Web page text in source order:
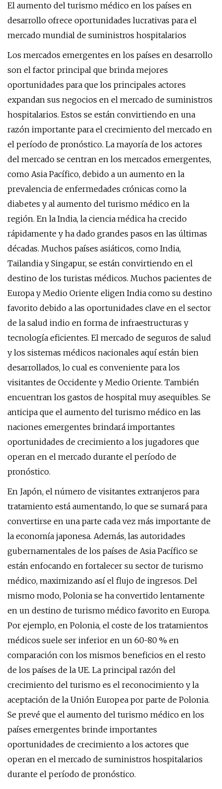
El aumento del turismo médico en los países en
desarrollo ofrece oportunidades lucrativas para el
mercado mundial de suministros hospitalarios
Los mercados emergentes en los países en desarrollo
son el factor principal que brinda mejores
oportunidades para que los principales actores
expandan sus negocios en el mercado de suministros
hospitalarios. Estos se están convirtiendo en una
razón importante para el crecimiento del mercado en
el período de pronóstico. La mayoría de los actores
del mercado se centran en los mercados emergentes,
como Asia Pacífico, debido a un aumento en la
prevalencia de enfermedades crónicas como la
diabetes y al aumento del turismo médico en la
región. En la India, la ciencia médica ha crecido
rápidamente y ha dado grandes pasos en las últimas
décadas. Muchos países asiáticos, como India,
Tailandia y Singapur, se están convirtiendo en el
destino de los turistas médicos. Muchos pacientes de
Europa y Medio Oriente eligen India como su destino
favorito debido a las oportunidades clave en el sector
de la salud indio en forma de infraestructuras y
tecnología eficientes. El mercado de seguros de salud
y los sistemas médicos nacionales aquí están bien
desarrollados, lo cual es conveniente para los
visitantes de Occidente y Medio Oriente. También
encuentran los gastos de hospital muy asequibles. Se
anticipa que el aumento del turismo médico en las
naciones emergentes brindará importantes
oportunidades de crecimiento a los jugadores que
operan en el mercado durante el período de
pronóstico.
En Japón, el número de visitantes extranjeros para
tratamiento está aumentando, lo que se sumará para
convertirse en una parte cada vez más importante de
la economía japonesa. Además, las autoridades
gubernamentales de los países de Asia Pacífico se
están enfocando en fortalecer su sector de turismo
médico, maximizando así el flujo de ingresos. Del
mismo modo, Polonia se ha convertido lentamente
en un destino de turismo médico favorito en Europa.
Por ejemplo, en Polonia, el coste de los tratamientos
médicos suele ser inferior en un 60-80 % en
comparación con los mismos beneficios en el resto
de los países de la UE. La principal razón del
crecimiento del turismo es el reconocimiento y la
aceptación de la Unión Europea por parte de Polonia.
Se prevé que el aumento del turismo médico en los
países emergentes brinde importantes
oportunidades de crecimiento a los actores que
operan en el mercado de suministros hospitalarios
durante el período de pronóstico.